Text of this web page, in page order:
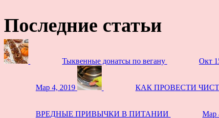
Последние статьи
Тыквенные донатсы по вегану Окт
Мар 4, 2019 КАК ПРОВЕСТИ
ВРЕДНЫЕ ПРИВЫЧКИ В ПИТАНИИ Мар